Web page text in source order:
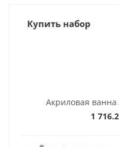
Купить набор
Акриловая ванна
1